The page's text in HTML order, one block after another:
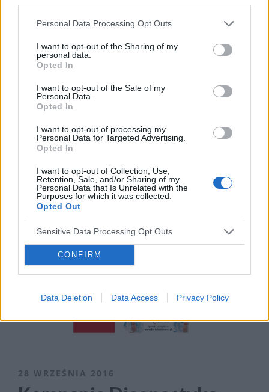
Personal Data Processing Opt Outs
I want to opt-out of the Sharing of my
personal data.
Opted In
I want to opt-out of the Sale of my
Personal Data.
Opted In
I want to opt-out of processing my
Personal Data for Targeted Advertising.
Opted In
I want to opt-out of Collection, Use,
Retention, Sale, and/or Sharing of my
Personal Data that Is Unrelated with the
Purposes for which it was collected.
Opted Out
Sensitive Data Processing Opt Outs
CONFIRM
Data Deletion Data Access Privacy Policy
7 PAŹDZIERNIKA 2016
Książka „Boska bez
włoska” pod patronatem
medialnym
ForumOnkologiczne.pl
Już dziś premiera książki Andrei Hutton
„Boska bez włoska”, opowiadającej o tym jak
radzić sobie z chorobą nowotworową.
READ MORE›
28 WRZEŚNIA 2016